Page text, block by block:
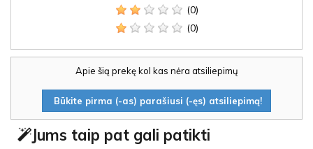
(0)
(0)
Apie šią prekę kol kas nėra atsiliepimų
Būkite pirma (-as) parašiusi (-ęs) atsiliepimą!
Jums taip pat gali patikti